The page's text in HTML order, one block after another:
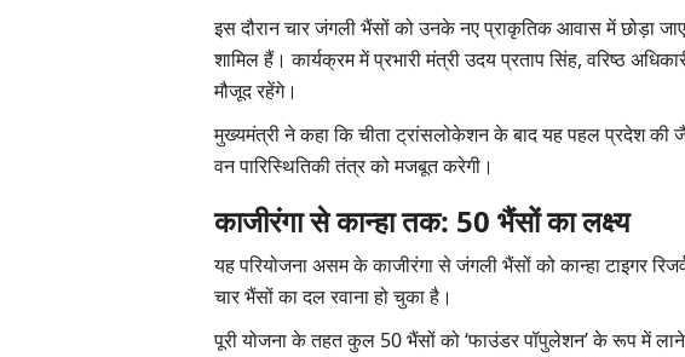
इस दौरान चार जंगली भैंसों को उनके नए प्राकृतिक आवास में छोड़ा
शामिल हैं। कार्यक्रम में प्रभारी मंत्री उदय प्रताप सिंह, वरिष्ठ
मौजूद रहेंगे।
मुख्यमंत्री ने कहा कि चीता ट्रांसलोकेशन के बाद यह पहल प्रदेश की
वन पारिस्थितिकी तंत्र को मजबूत करेगी।
काजीरंगा से कान्हा तक: 50 भैंसों का लक्ष्य
यह परियोजना असम के काजीरंगा से जंगली भैंसों को कान्हा टाइगर
चार भैंसों का दल रवाना हो चुका है।
पूरी योजना के तहत कुल 50 भैंसों को ‘फाउंडर पॉपुलेशन’ के रूप में लाने